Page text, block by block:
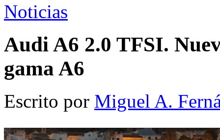
Noticias
Audi A6 2.0 TFSI.
gama A6
Escrito por Miguel A.